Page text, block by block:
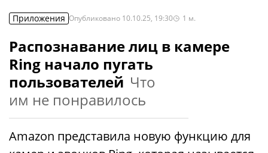
Приложения Опубликовано 10.10.25, 19:30 1 м.
Распознавание лиц в камере
Ring начало пугать
пользователей Что
им не понравилось
Amazon представила новую функцию для